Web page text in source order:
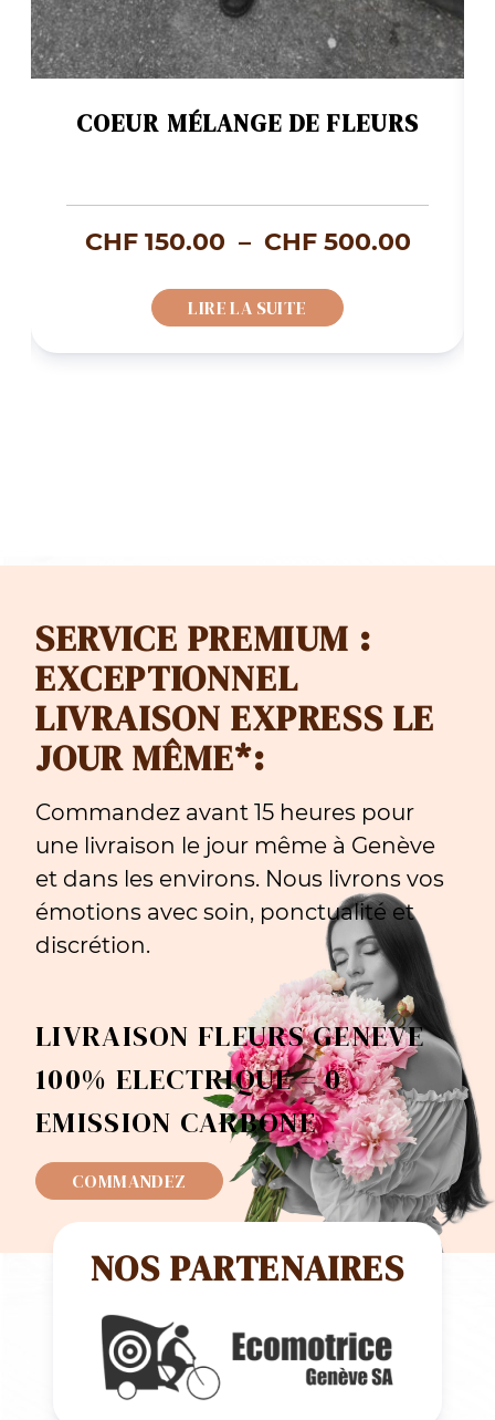
500.00
COEUR MÉLANGE DE FLEURS
CHF150.00 – CHF500.00Plage
CHF
LIRE LA SUITE
SERVICE PREMIUM :
EXCEPTIONNEL
LIVRAISON EXPRESS LE
JOUR MÊME*:
Commandez avant 15 heures pour
une livraison le jour même à Genève
et dans les environs. Nous livrons vos
émotions avec soin, ponctualité et
discrétion.
LIVRAISON FLEURS GENEVE
100% ELECTRIQUE = 0
EMISSION CARBONE
COMMANDEZ
NOS PARTENAIRES